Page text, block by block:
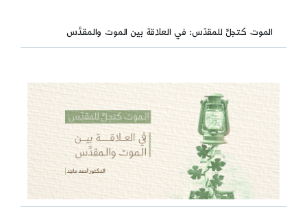
الموت كتجلٍّ للمقدّس: في العلاقة بين الموت والمقدَّس